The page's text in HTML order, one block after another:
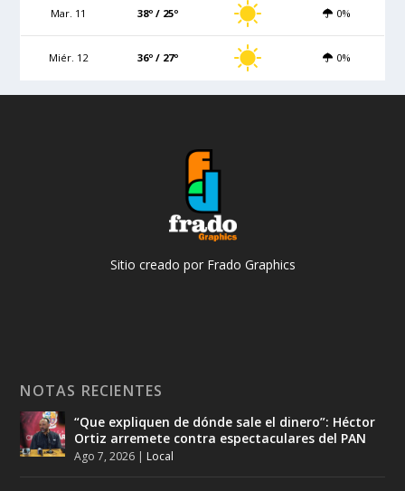
Mar. 11 38º / 25º 0%
Miér. 12 36º / 27º 0%
Sitio creado por Frado Graphics
NOTAS RECIENTES
“Que expliquen de dónde sale el dinero”: Héctor
Ortiz arremete contra espectaculares del PAN
Ago 7, 2026 | Local